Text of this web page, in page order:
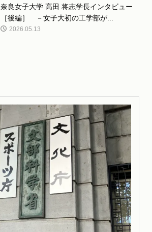
奈良女子大学 高田 将志学長インタビュー
［後編］ －女子大初の工学部が...
2026.05.13